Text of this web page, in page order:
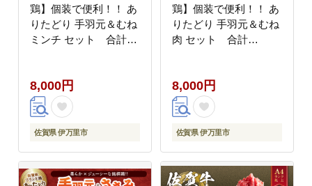
鶏】個装で便利！！ あ
りたどり 手羽元＆むね
ミンチ セット 合計
8,000円
佐賀県 伊万里市
鶏】個装で便利！！ あ
りたどり 手羽元＆むね
肉 セット 合計
8,000円
佐賀県 伊万里市